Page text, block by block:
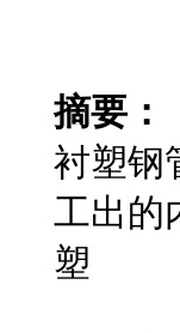
摘要：
衬塑钢
工出的
塑